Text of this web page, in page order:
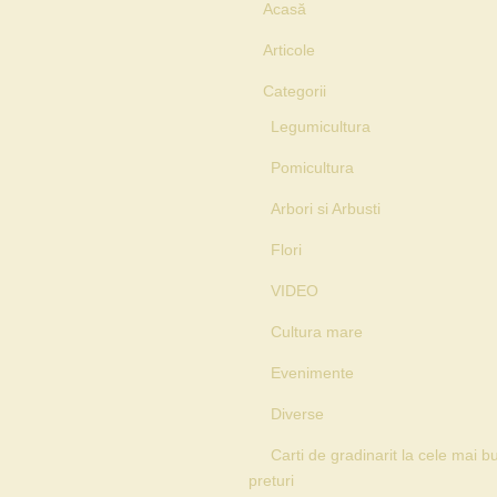
Acasă
Articole
Categorii
Legumicultura
Pomicultura
Arbori si Arbusti
Flori
VIDEO
Cultura mare
Evenimente
Diverse
Carti de gradinarit la cele mai
preturi